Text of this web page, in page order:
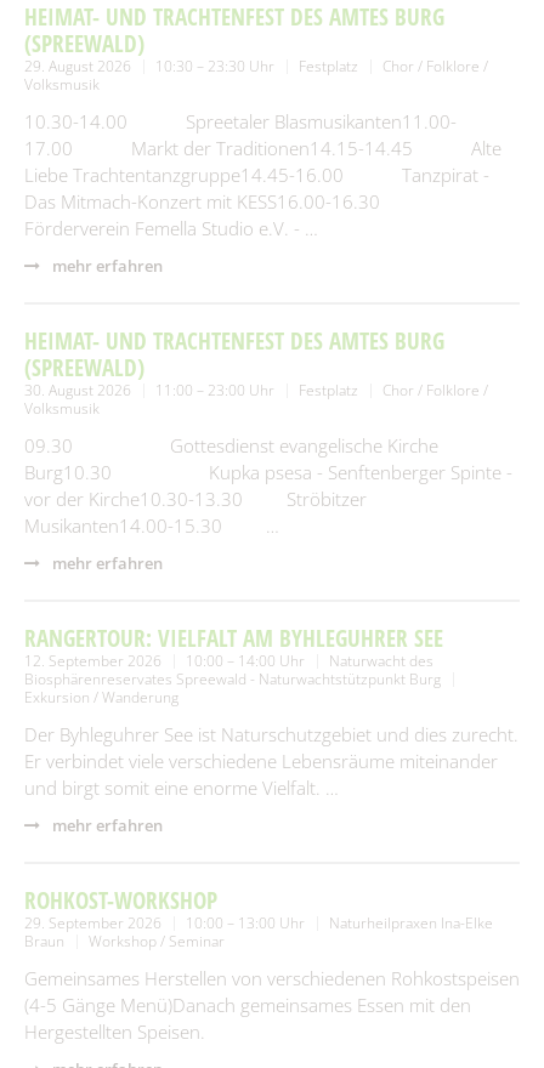
HEIMAT- UND TRACHTENFEST DES AMTES BURG
(SPREEWALD)
29. August 2026 10:30 – 23:30 Uhr Festplatz
Chor / Folklore /
Volksmusik
10.30-14.00 Spreetaler Blasmusikanten11.00-
17.00 Markt der Traditionen14.15-14.45 Alte
Liebe Trachtentanzgruppe14.45-16.00 Tanzpirat -
Das Mitmach-Konzert mit KESS16.00-16.30
Förderverein Femella Studio e.V. - …
mehr erfahren
HEIMAT- UND TRACHTENFEST DES AMTES BURG
(SPREEWALD)
30. August 2026 11:00 – 23:00 Uhr Festplatz
Chor / Folklore /
Volksmusik
09.30 Gottesdienst evangelische Kirche
Burg10.30 Kupka psesa - Senftenberger Spinte -
vor der Kirche10.30-13.30 Ströbitzer
Musikanten14.00-15.30 …
mehr erfahren
RANGERTOUR: VIELFALT AM BYHLEGUHRER SEE
12. September 2026 10:00 – 14:00 Uhr
Naturwacht des
Biosphärenreservates Spreewald - Naturwachtstützpunkt Burg
Exkursion / Wanderung
Der Byhleguhrer See ist Naturschutzgebiet und dies zurecht.
Er verbindet viele verschiedene Lebensräume miteinander
und birgt somit eine enorme Vielfalt. …
mehr erfahren
ROHKOST-WORKSHOP
29. September 2026 10:00 – 13:00 Uhr
Naturheilpraxen Ina-Elke
Braun
Workshop / Seminar
Gemeinsames Herstellen von verschiedenen Rohkostspeisen
(4-5 Gänge Menü)Danach gemeinsames Essen mit den
Hergestellten Speisen.